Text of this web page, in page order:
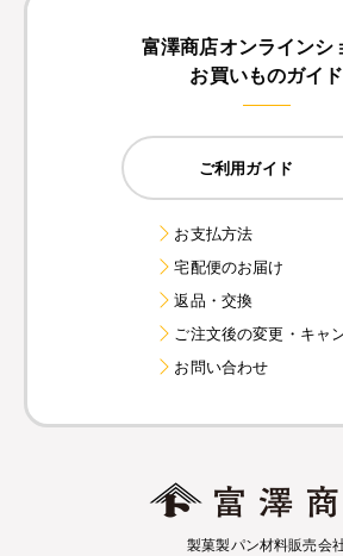
富澤商店オンラインシ
お買いものガイド
ご利用ガイド
お支払方法
宅配便のお届け
返品・交換
ご注文後の変更・キャ
お問い合わせ
製菓製パン材料販売会